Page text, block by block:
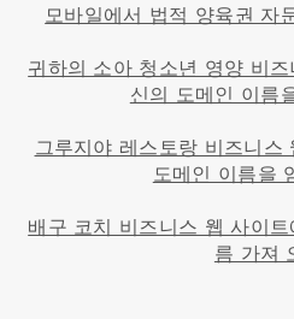
모바일에서 법적 양육권 자
귀하의 소아 청소년 영양 비
신의 도메인 이름
그루지야 레스토랑 비즈니스
도메인 이름을
배구 코치 비즈니스 웹 사이
름 가져